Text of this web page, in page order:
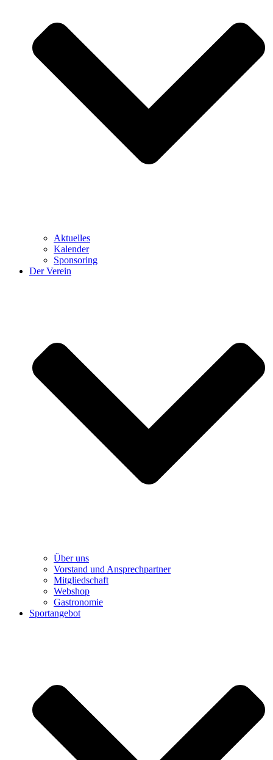
Aktuelles
Kalender
Sponsoring
Der Verein
Über uns
Vorstand und Ansprechpartner
Mitgliedschaft
Webshop
Gastronomie
Sportangebot